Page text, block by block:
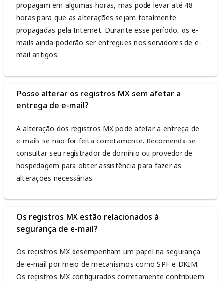
propagam em algumas horas, mas pode levar até 48
horas para que as alterações sejam totalmente
propagadas pela Internet. Durante esse período, os e-
mails ainda poderão ser entregues nos servidores de e-
mail antigos.
Posso alterar os registros MX sem afetar a
entrega de e-mail?
A alteração dos registros MX pode afetar a entrega de
e-mails se não for feita corretamente. Recomenda-se
consultar seu registrador de domínio ou provedor de
hospedagem para obter assistência para fazer as
alterações necessárias.
Os registros MX estão relacionados à
segurança de e-mail?
Os registros MX desempenham um papel na segurança
de e-mail por meio de mecanismos como SPF e DKIM.
Os registros MX configurados corretamente contribuem